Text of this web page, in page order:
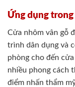
Ứng dụng
Cửa nhôm vân gỗ
trình dân dụng và
phòng cho đến
nhiều phong cách
điểm nhấn thẩm